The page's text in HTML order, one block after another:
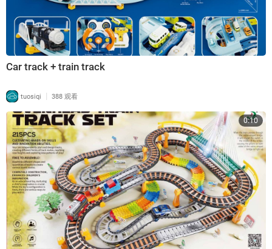
Car track + train track
tuosiqi | 388 观看
0:10